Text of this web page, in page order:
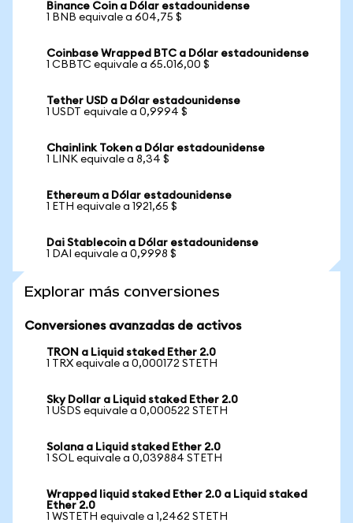
Binance Coin a Dólar estadounidense
1 BNB equivale a 604,75 $
Coinbase Wrapped BTC a Dólar estadounidense
1 CBBTC equivale a 65.016,00 $
Tether USD a Dólar estadounidense
1 USDT equivale a 0,9994 $
Chainlink Token a Dólar estadounidense
1 LINK equivale a 8,34 $
Ethereum a Dólar estadounidense
1 ETH equivale a 1921,65 $
Dai Stablecoin a Dólar estadounidense
1 DAI equivale a 0,9998 $
Explorar más conversiones
Conversiones avanzadas de activos
TRON a Liquid staked Ether 2.0
1 TRX equivale a 0,000172 STETH
Sky Dollar a Liquid staked Ether 2.0
1 USDS equivale a 0,000522 STETH
Solana a Liquid staked Ether 2.0
1 SOL equivale a 0,039884 STETH
Wrapped liquid staked Ether 2.0 a Liquid staked
Ether 2.0
1 WSTETH equivale a 1,2462 STETH